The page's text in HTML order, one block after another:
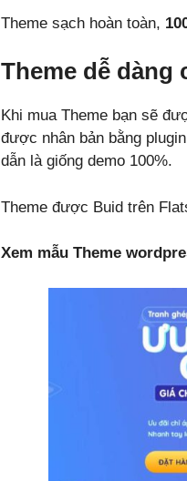
Theme sạch hoàn toàn,
Theme dễ dàng
Khi mua Theme bạn sẽ
được nhân bản bằng plugin
dẫn là giống demo 100%.
Theme được Buid trên
Xem mẫu Theme